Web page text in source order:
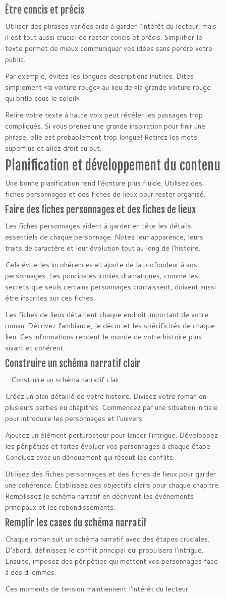
Être concis et précis
Utiliser des phrases variées aide à garder l’intérêt du lecteur, mais
il est tout aussi crucial de rester concis et précis. Simplifier le
texte permet de mieux communiquer vos idées sans perdre votre
public.
Par exemple, évitez les longues descriptions inutiles. Dites
simplement «la voiture rouge» au lieu de «la grande voiture rouge
qui brille sous le soleil».
Relire votre texte à haute voix peut révéler les passages trop
compliqués. Si vous prenez une grande inspiration pour finir une
phrase, elle est probablement trop longue! Retirez les mots
superflus et allez droit au but.
Planification et développement du contenu
Une bonne planification rend l’écriture plus fluide. Utilisez des
fiches personnages et des fiches de lieux pour rester organisé.
Faire des fiches personnages et des fiches de lieux
Les fiches personnages aident à garder en tête les détails
essentiels de chaque personnage. Notez leur apparence, leurs
traits de caractère et leur évolution tout au long de l’histoire.
Cela évite les incohérences et ajoute de la profondeur à vos
personnages. Les principales ironies dramatiques, comme les
secrets que seuls certains personnages connaissent, doivent aussi
être inscrites sur ces fiches.
Les fiches de lieux détaillent chaque endroit important de votre
roman. Décrivez l’ambiance, le décor et les spécificités de chaque
lieu. Ces informations rendent le monde de votre histoire plus
vivant et cohérent.
Construire un schéma narratif clair
– Construire un schéma narratif clair
Créez un plan détaillé de votre histoire. Divisez votre roman en
plusieurs parties ou chapitres. Commencez par une situation initiale
pour introduire les personnages et l’univers.
Ajoutez un élément perturbateur pour lancer l’intrigue. Développez
les péripéties et faites évoluer vos personnages à chaque étape.
Concluez avec un dénouement qui résout les conflits.
Utilisez des fiches personnages et des fiches de lieux pour garder
une cohérence. Établissez des objectifs clairs pour chaque chapitre.
Remplissez le schéma narratif en décrivant les événements
principaux et les rebondissements.
Remplir les cases du schéma narratif
Chaque roman suit un schéma narratif avec des étapes cruciales.
D’abord, définissez le conflit principal qui propulsera l’intrigue.
Ensuite, imposez des péripéties qui mettent vos personnages face
à des dilemmes.
Ces moments de tension maintiennent l’intérêt du lecteur.